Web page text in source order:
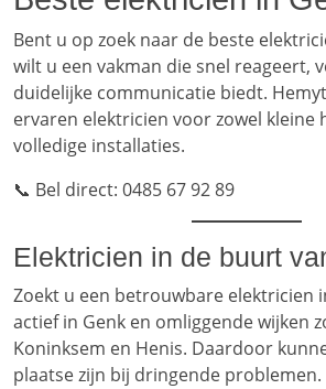
Bent u op zoek naar de beste
wilt u een vakman die snel reageert,
duidelijke communicatie biedt.
ervaren elektricien voor zowel kleine
volledige installaties.
📞 Bel direct: 0485 67 92 89
Elektricien in de buurt
Zoekt u een betrouwbare elektricien
actief in Genk en omliggende wijken
Koninksem en Henis. Daardoor
plaatse zijn bij dringende problemen.